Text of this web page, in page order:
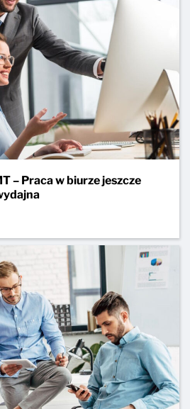
– Praca w biurze jeszcze